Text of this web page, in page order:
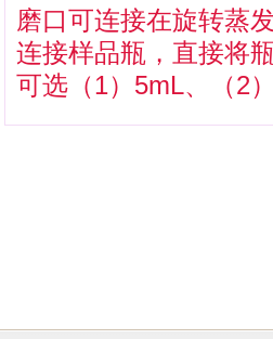
磨口可连接在旋转蒸
连接样品瓶，直接将
可选（1）5mL、（2